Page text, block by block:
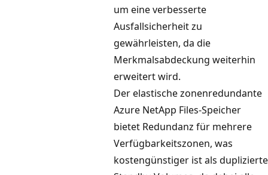
um eine verbesserte
Ausfallsicherheit zu
gewährleisten, da die
Merkmalsabdeckung weiterhin
erweitert wird.
Der elastische zonenredundante
Azure NetApp Files-Speicher
bietet Redundanz für mehrere
Verfügbarkeitszonen, was
kostengünstiger ist als duplizierte